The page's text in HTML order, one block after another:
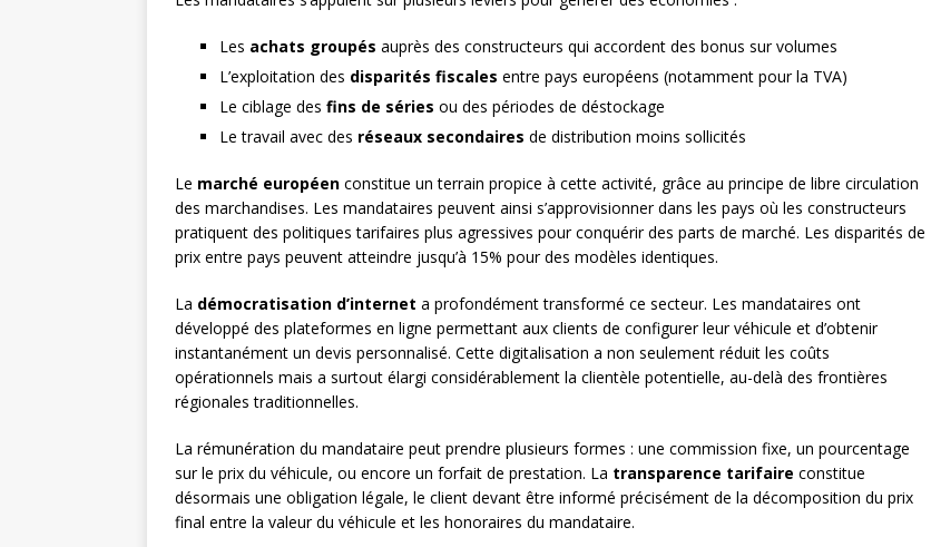
Les achats groupés auprès des constructeurs qui accordent des bonus sur volumes
L’exploitation des disparités fiscales entre pays européens (notamment pour la TVA)
Le ciblage des fins de séries ou des périodes de déstockage
Le travail avec des réseaux secondaires de distribution moins sollicités
Le marché européen constitue un terrain propice à cette activité, grâce au principe de libre circulation
des marchandises. Les mandataires peuvent ainsi s’approvisionner dans les pays où les constructeurs
pratiquent des politiques tarifaires plus agressives pour conquérir des parts de marché. Les disparités de
prix entre pays peuvent atteindre jusqu’à 15% pour des modèles identiques.
La démocratisation d’internet a profondément transformé ce secteur. Les mandataires ont
développé des plateformes en ligne permettant aux clients de configurer leur véhicule et d’obtenir
instantanément un devis personnalisé. Cette digitalisation a non seulement réduit les coûts
opérationnels mais a surtout élargi considérablement la clientèle potentielle, au-delà des frontières
régionales traditionnelles.
La rémunération du mandataire peut prendre plusieurs formes : une commission fixe, un pourcentage
sur le prix du véhicule, ou encore un forfait de prestation. La transparence tarifaire constitue
désormais une obligation légale, le client devant être informé précisément de la décomposition du prix
final entre la valeur du véhicule et les honoraires du mandataire.